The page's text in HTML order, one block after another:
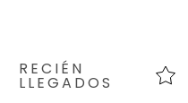
RECIÉN
LLEGADOS